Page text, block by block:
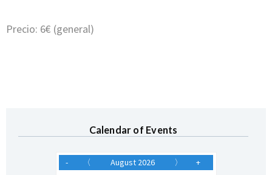
Precio: 6€ (general)
Calendar of Events
- 〈 August 2026 〉
+